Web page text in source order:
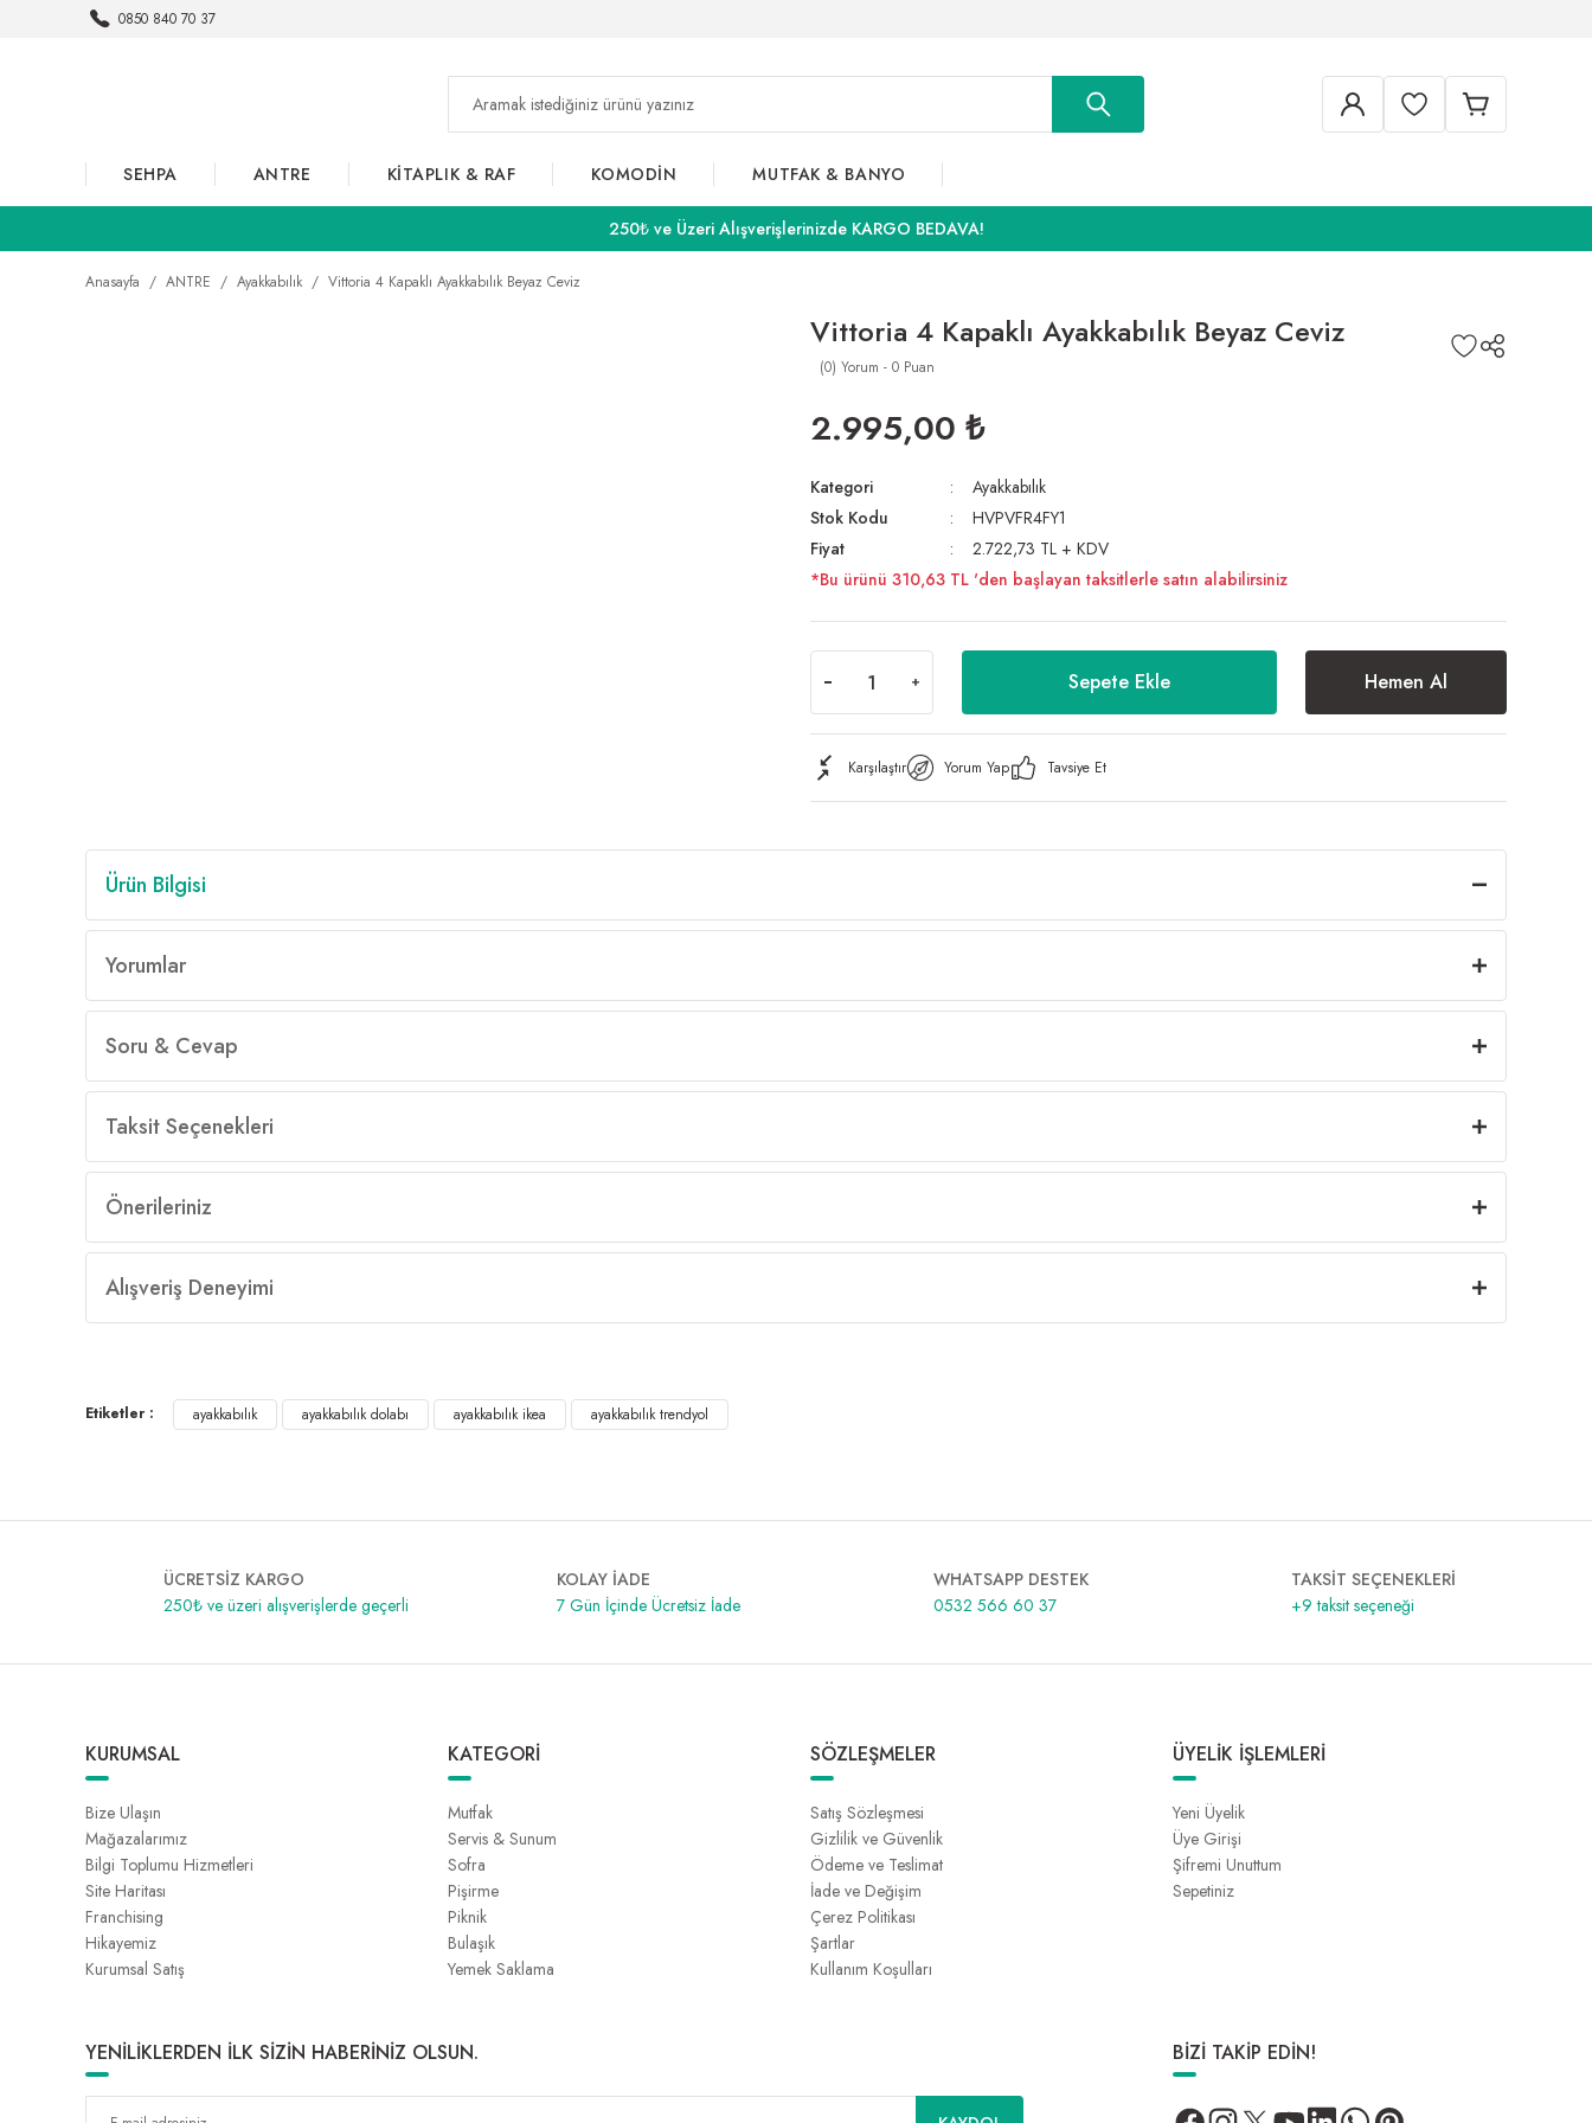
0850 840 70 37
SEHPA ANTRE KİTAPLIK & RAF KOMODİN MUTFAK & BANYO
250₺ ve Üzeri Alışverişlerinizde KARGO BEDAVA!
Anasayfa ANTRE Ayakkabılık Vittoria 4 Kapaklı Ayakkabılık Beyaz Ceviz
Vittoria 4 Kapaklı Ayakkabılık Beyaz Ceviz
(0) Yorum - 0 Puan
2.995,00 ₺
Kategori
Ayakkabılık
Stok Kodu
HVPVFR4FY1
Fiyat
2.722,73 TL + KDV
*Bu ürünü 310,63 TL 'den başlayan taksitlerle satın alabilirsiniz
Sepete Ekle Hemen Al
Karşılaştır Yorum Yap Tavsiye Et
Ürün Bilgisi
Yorumlar
Soru & Cevap
Taksit Seçenekleri
Önerileriniz
Alışveriş Deneyimi
Etiketler : ayakkabılık ayakkabılık dolabı ayakkabılık ikea ayakkabılık trendyol
ÜCRETSİZ KARGO
250₺ ve üzeri alışverişlerde geçerli
KOLAY İADE
7 Gün İçinde Ücretsiz İade
WHATSAPP DESTEK
0532 566 60 37
TAKSİT SEÇENEKLERİ
+9 taksit seçeneği
KURUMSAL
Bize Ulaşın
Mağazalarımız
Bilgi Toplumu Hizmetleri
Site Haritası
Franchising
Hikayemiz
Kurumsal Satış
KATEGORİ
Mutfak
Servis & Sunum
Sofra
Pişirme
Piknik
Bulaşık
Yemek Saklama
SÖZLEŞMELER
Satış Sözleşmesi
Gizlilik ve Güvenlik
Ödeme ve Teslimat
İade ve Değişim
Çerez Politikası
Şartlar
Kullanım Koşulları
ÜYELİK İŞLEMLERİ
Yeni Üyelik
Üye Girişi
Şifremi Unuttum
Sepetiniz
YENİLİKLERDEN İLK SİZİN HABERİNİZ OLSUN. BİZİ TAKİP EDİN!